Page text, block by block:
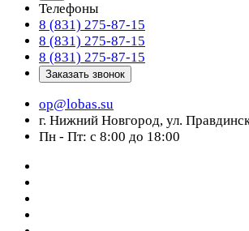
Телефоны
8 (831) 275-87-15
8 (831) 275-87-15
8 (831) 275-87-15
Заказать звонок
op@lobas.su
г. Нижний Новгород, ул.
Пн - Пт: с 8:00 до 18:00